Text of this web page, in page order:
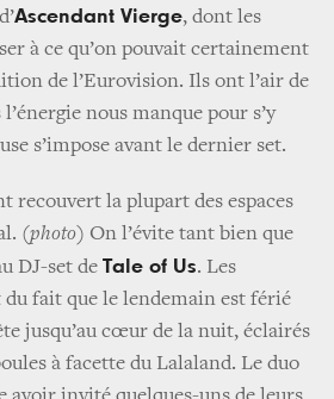
Ascendant Vierge, dont les
à ce qu’on pouvait certainement
de l’Eurovision. Ils ont l’air de
nous manque pour s’y
s’impose avant le dernier set.
recouvert la plupart des espaces
(photo) On l’évite tant bien que
DJ-set de Tale of Us. Les
fait que le lendemain est férié
jusqu’au cœur de la nuit, éclairés
à facette du Lalaland. Le duo